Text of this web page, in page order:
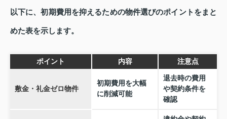
以下に、初期費用を抑えるための物件選びのポイントをまと
めた表を示します。
ポイント 内容 注意点
敷金・礼金ゼロ物件
初期費用を大幅
に削減可能
退去時の費用
や契約条件を
確認